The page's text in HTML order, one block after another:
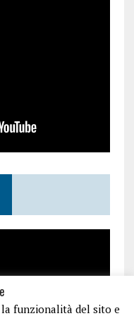
funzionalità del sito e